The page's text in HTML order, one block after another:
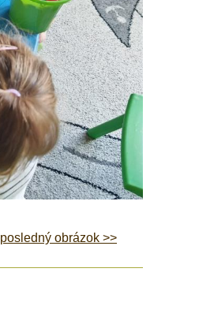
posledný obrázok >>